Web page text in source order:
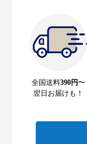
全国送料390円〜
翌日お届けも！